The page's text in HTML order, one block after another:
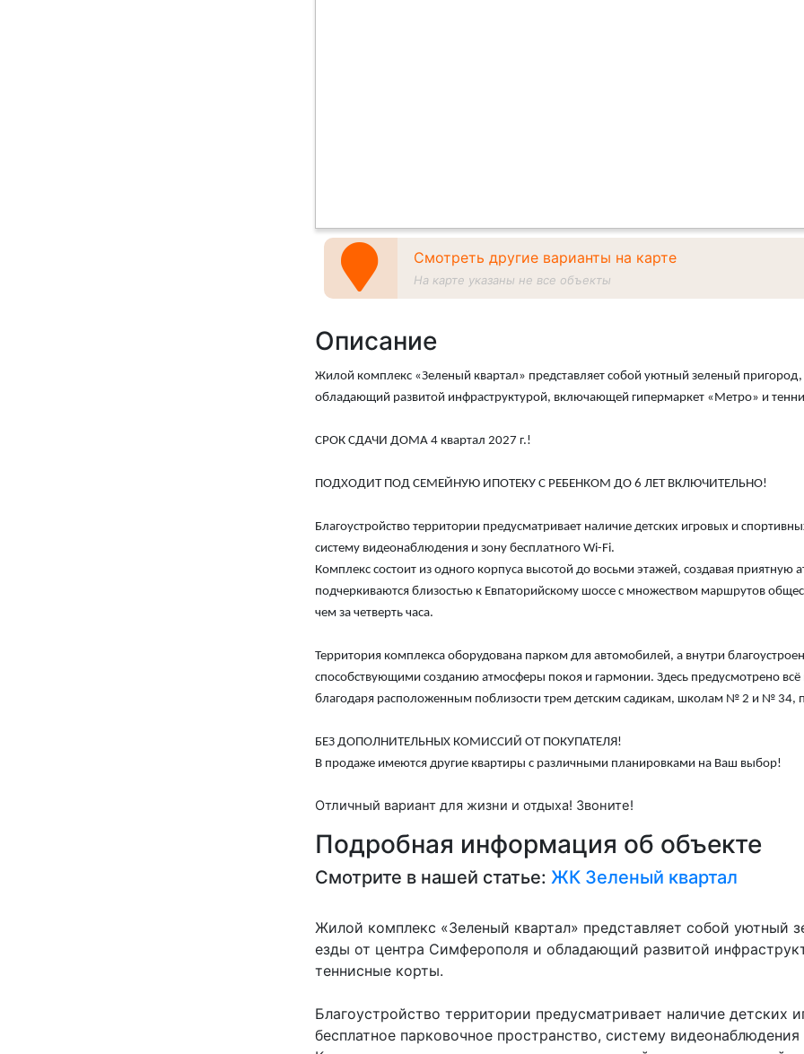
Смотреть другие варианты на карте
На карте указаны не все объекты
Описание
Жилой комплекс «Зеленый квартал» представляет собой уютный зеленый
обладающий развитой инфраструктурой, включающей гипермаркет «Метро» и
СРОК СДАЧИ ДОМА 4 квартал 2027 г.!
ПОДХОДИТ ПОД СЕМЕЙНУЮ ИПОТЕКУ С РЕБЕНКОМ ДО 6 ЛЕТ ВКЛЮЧИТЕЛЬНО!
Благоустройство территории предусматривает наличие детских игровых и
систему видеонаблюдения и зону бесплатного Wi-Fi.
Комплекс состоит из одного корпуса высотой до восьми этажей, создавая
подчеркиваются близостью к Евпаторийскому шоссе с множеством маршрутов
чем за четверть часа.
Территория комплекса оборудована парком для автомобилей, а внутри
способствующими созданию атмосферы покоя и гармонии. Здесь предусмотрено
благодаря расположенным поблизости трем детским садикам, школам № 2 и № 34,
БЕЗ ДОПОЛНИТЕЛЬНЫХ КОМИССИЙ ОТ ПОКУПАТЕЛЯ!
В продаже имеются другие квартиры с различными планировками на Ваш выбор!
Отличный вариант для жизни и отдыха! Звоните!
Подробная информация об объекте
Смотрите в нашей статье: ЖК Зеленый квартал
Жилой комплекс «Зеленый квартал» представляет собой уютный
езды от центра Симферополя и обладающий развитой
теннисные корты.
Благоустройство территории предусматривает наличие детских
бесплатное парковочное пространство, систему видеонаблюдения